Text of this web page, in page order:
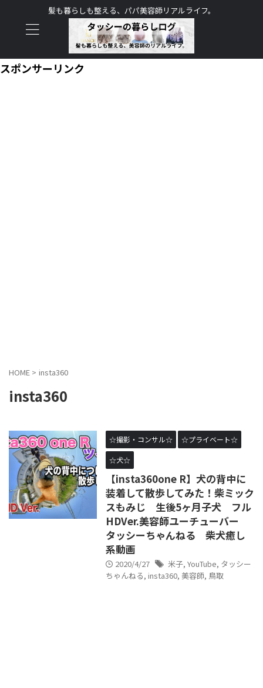
髪も暮らしも整える、パパ美容師リアルライフ。
スポンサーリンク
HOME > insta360
insta360
☆撮影・コンサル☆ ☆プライベート☆
☆犬☆
【insta360one R】犬の背中に
装着して散歩してみた！柴ミック
スもみじ 生後5ヶ月子犬 フル
HDVer.美容師ユーチューバー
タッシーちゃんねる 柴犬癒し
系動画
2020/4/27 米子, YouTube, タッシー
ちゃんねる, insta360, 美容師, 鳥取